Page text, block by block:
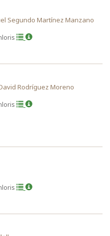
Segundo Martínez Manzano
Rodríguez Moreno